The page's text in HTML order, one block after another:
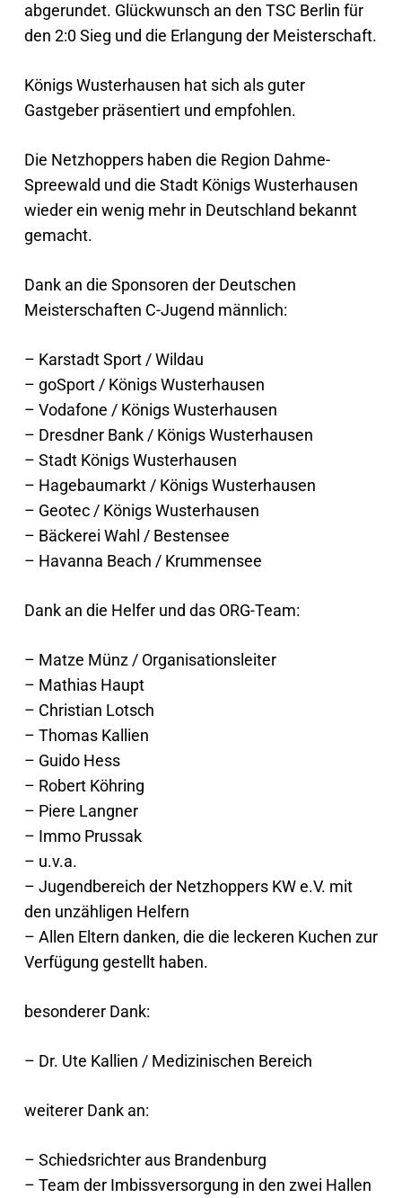
abgerundet. Glückwunsch an den TSC Berlin für
den 2:0 Sieg und die Erlangung der Meisterschaft.
Königs Wusterhausen hat sich als guter
Gastgeber präsentiert und empfohlen.
Die Netzhoppers haben die Region Dahme-
Spreewald und die Stadt Königs Wusterhausen
wieder ein wenig mehr in Deutschland bekannt
gemacht.
Dank an die Sponsoren der Deutschen
Meisterschaften C-Jugend männlich:
– Karstadt Sport / Wildau
– goSport / Königs Wusterhausen
– Vodafone / Königs Wusterhausen
– Dresdner Bank / Königs Wusterhausen
– Stadt Königs Wusterhausen
– Hagebaumarkt / Königs Wusterhausen
– Geotec / Königs Wusterhausen
– Bäckerei Wahl / Bestensee
– Havanna Beach / Krummensee
Dank an die Helfer und das ORG-Team:
– Matze Münz / Organisationsleiter
– Mathias Haupt
– Christian Lotsch
– Thomas Kallien
– Guido Hess
– Robert Köhring
– Piere Langner
– Immo Prussak
– u.v.a.
– Jugendbereich der Netzhoppers KW e.V. mit
den unzähligen Helfern
– Allen Eltern danken, die die leckeren Kuchen zur
Verfügung gestellt haben.
besonderer Dank:
– Dr. Ute Kallien / Medizinischen Bereich
weiterer Dank an:
– Schiedsrichter aus Brandenburg
– Team der Imbissversorgung in den zwei Hallen